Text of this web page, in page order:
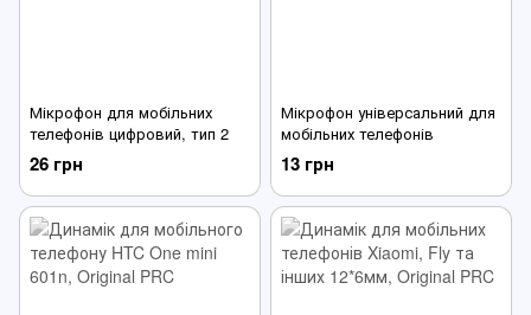
Мікрофон для мобільних
телефонів цифровий, тип 2
26 грн
Мікрофон універсальний для
мобільних телефонів
13 грн